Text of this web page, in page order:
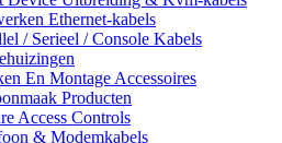
Ethernet-kabels
/ Serieel / Console Kabels
En Montage Accessoires
Producten
Access Controls
& Modemkabels